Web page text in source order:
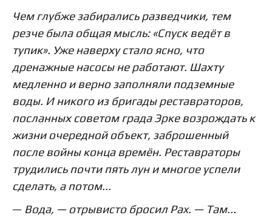
Чем глубже забирались разведчики, тем
резче была общая мысль: «Спуск ведёт в
тупик». Уже наверху стало ясно, что
дренажные насосы не работают. Шахту
медленно и верно заполняли подземные
воды. И никого из бригады реставраторов,
посланных советом града Эрке возрождать к
жизни очередной объект, заброшенный
после войны конца времён. Реставраторы
трудились почти пять лун и многое успели
сделать, а потом...
— Вода, — отрывисто бросил Pax. — Там...